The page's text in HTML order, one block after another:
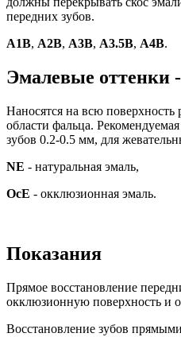
передних зубов.
А1В, А2В, А3В, А3.5В, А4В.
Эмалевые оттенки -
Наносятся на всю поверхность
области фальца.
зубов 0.2-0.5 мм, для
NE - натуральная эмаль,
OcE - окклюзионная эмаль.
Показания
Прямое восстановление
окклюзионную поверхность и
Восстановление зубов